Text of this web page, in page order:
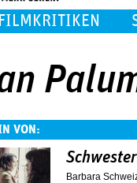
FILMKRITIKEN
VON:
Barbara